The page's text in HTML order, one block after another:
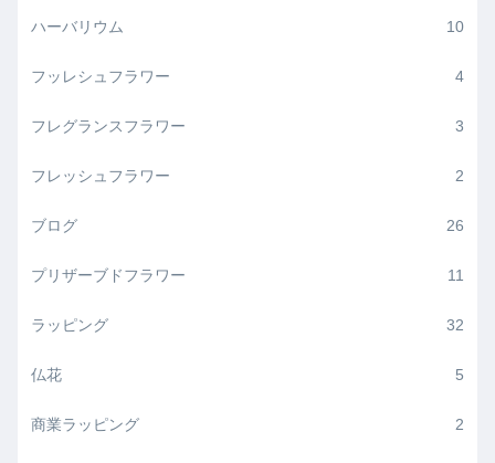
ハーバリウム 10
フッレシュフラワー 4
フレグランスフラワー 3
フレッシュフラワー 2
ブログ 26
プリザーブドフラワー 11
ラッピング 32
仏花 5
商業ラッピング 2